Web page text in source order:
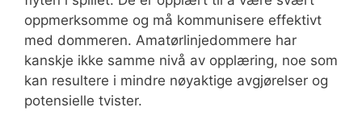
oppmerksomme og må kommunisere effektivt
med dommeren. Amatørlinjedommere har
kanskje ikke samme nivå av opplæring, noe som
kan resultere i mindre nøyaktige avgjørelser og
potensielle tvister.